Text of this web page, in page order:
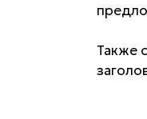
Также